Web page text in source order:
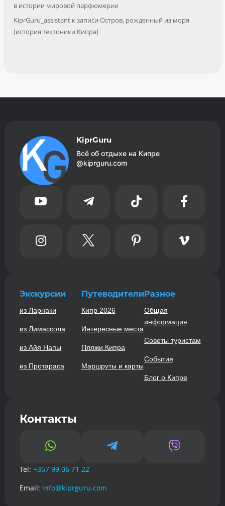
в истории мировой парфюмерии
KiprGuru_assistantк записи Остров, рожденный из моря
(история тектоники Кипра)
KiprGuru
Всё об отдыхе на Кипре
@kiprguru.com
   
   
Экскурсии
из Ларнаки
из Лимассола
из Айя Напы
из Протараса
Путеводители
Кипр 2026
Интересные места
Пляжи Кипра
Маршруты и карты
Разное
Общая
информация
Советы туристам
События
Блог о Кипре
Контакты
  
Tel: +357 99 06 71 22
Email: info@kiprguru.com